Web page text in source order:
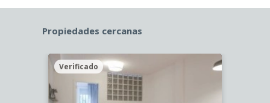
Propiedades cercanas
Verificado